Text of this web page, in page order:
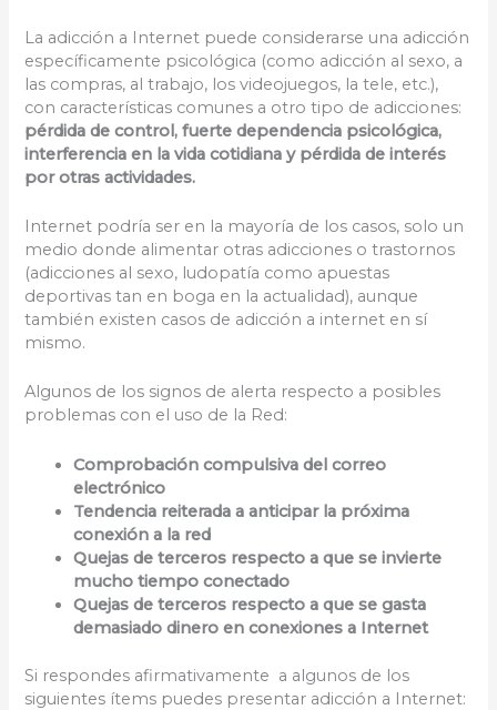
La adicción a Internet puede considerarse una adicción
específicamente psicológica (como adicción al sexo, a
las compras, al trabajo, los videojuegos, la tele, etc.),
con características comunes a otro tipo de adicciones:
pérdida de control, fuerte dependencia psicológica,
interferencia en la vida cotidiana y pérdida de interés
por otras actividades.
Internet podría ser en la mayoría de los casos, solo un
medio donde alimentar otras adicciones o trastornos
(adicciones al sexo, ludopatía como apuestas
deportivas tan en boga en la actualidad), aunque
también existen casos de adicción a internet en sí
mismo.
Algunos de los signos de alerta respecto a posibles
problemas con el uso de la Red:
Comprobación compulsiva del correo
electrónico
Tendencia reiterada a anticipar la próxima
conexión a la red
Quejas de terceros respecto a que se invierte
mucho tiempo conectado
Quejas de terceros respecto a que se gasta
demasiado dinero en conexiones a Internet
Si respondes afirmativamente a algunos de los
siguientes ítems puedes presentar adicción a Internet: